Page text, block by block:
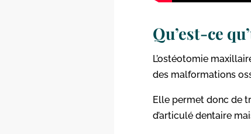
Qu’est-ce
L’ostéotomie
des malformations
Elle permet donc de
d’articulé dentaire